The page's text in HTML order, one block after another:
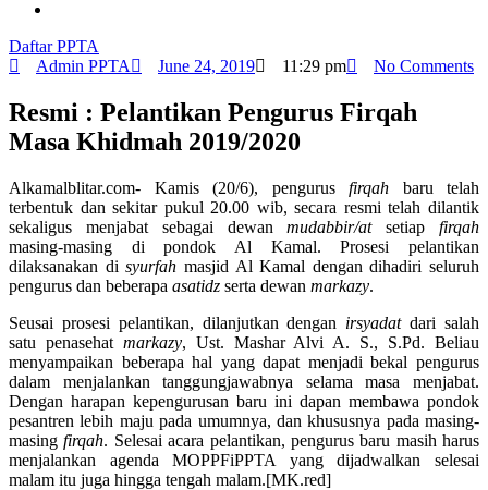
Daftar PPTA
Admin PPTA
June 24, 2019 11:29 pm No Comments
Resmi : Pelantikan Pengurus Firqah
Masa Khidmah 2019/2020
Alkamalblitar.com- Kamis (20/6), pengurus firqah baru telah
terbentuk dan sekitar pukul 20.00 wib, secara resmi telah dilantik
sekaligus menjabat sebagai dewanmudabbir/atsetiapfirqah
masing-masing di pondok Al Kamal. Prosesi pelantikan
dilaksanakan disyurfah masjid Al Kamal dengan dihadiri seluruh
pengurus dan beberapa asatidz serta dewan markazy.
Seusai prosesi pelantikan, dilanjutkan dengan irsyadatdari salah
satu penasehat markazy, Ust. Mashar Alvi A. S., S.Pd. Beliau
menyampaikan beberapa hal yang dapat menjadi bekal pengurus
dalam menjalankan tanggungjawabnya selama masa menjabat.
Dengan harapan kepengurusan baru ini dapan membawa pondok
pesantren lebih maju pada umumnya, dan khususnya pada masing-
masingfirqah. Selesai acara pelantikan, pengurus baru masih harus
menjalankan agenda MOPPFiPPTA yang dijadwalkan selesai
malam itu juga hingga tengah malam.[MK.red]